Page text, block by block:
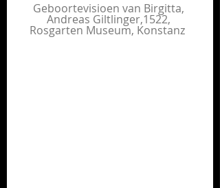
Geboortevisioen van Birgitta,
Andreas Giltlinger,1522,
Rosgarten Museum, Konstanz